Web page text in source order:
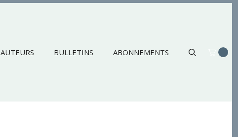
AUTEURS BULLETINS ABONNEMENTS